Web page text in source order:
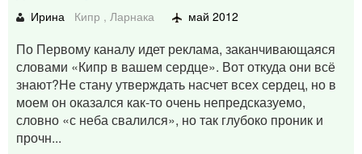
Ирина Кипр , Ларнака май 2012
По Первому каналу идет реклама, заканчивающаяся
словами «Кипр в вашем сердце». Вот откуда они всё
знают?Не стану утверждать насчет всех сердец, но в
моем он оказался как-то очень непредсказуемо,
словно «с неба свалился», но так глубоко проник и
прочн...